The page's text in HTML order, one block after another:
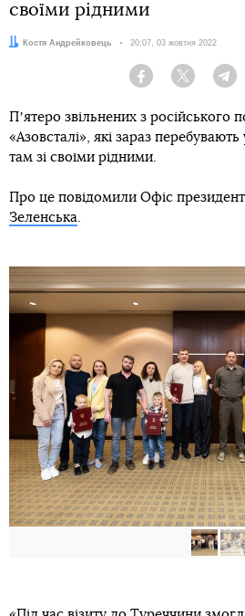
своїми рідними
Автор:Костя Андрейковець Дата:
20:07, 03 жовтня 2022
Facebook Twitter
Пʼятеро звільнених з російського
«Азовсталі», які зараз
там зі своїми рідними.
Про це повідомили Офіс
Зеленська.